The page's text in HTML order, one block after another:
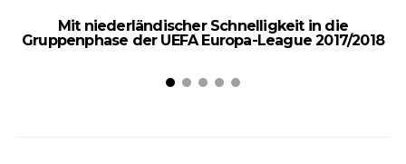
Mit niederländischer Schnelligkeit in die
Gruppenphase der UEFA Europa-League 2017/2018